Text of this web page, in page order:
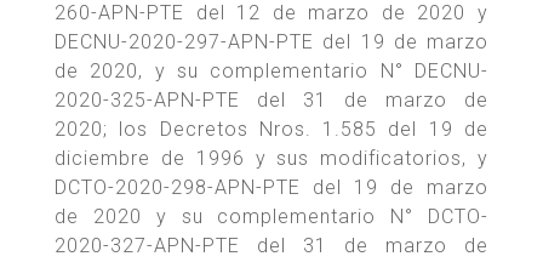
260-APN-PTE del 12 de marzo de 2020 y
DECNU-2020-297-APN-PTE del 19 de marzo
de 2020, y su complementario N° DECNU-
2020-325-APN-PTE del 31 de marzo de
2020; los Decretos Nros. 1.585 del 19 de
diciembre de 1996 y sus modificatorios, y
DCTO-2020-298-APN-PTE del 19 de marzo
de 2020 y su complementario N° DCTO-
2020-327-APN-PTE del 31 de marzo de